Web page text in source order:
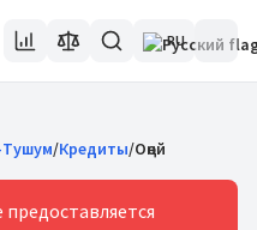
RU
/Кредиты/Оңой